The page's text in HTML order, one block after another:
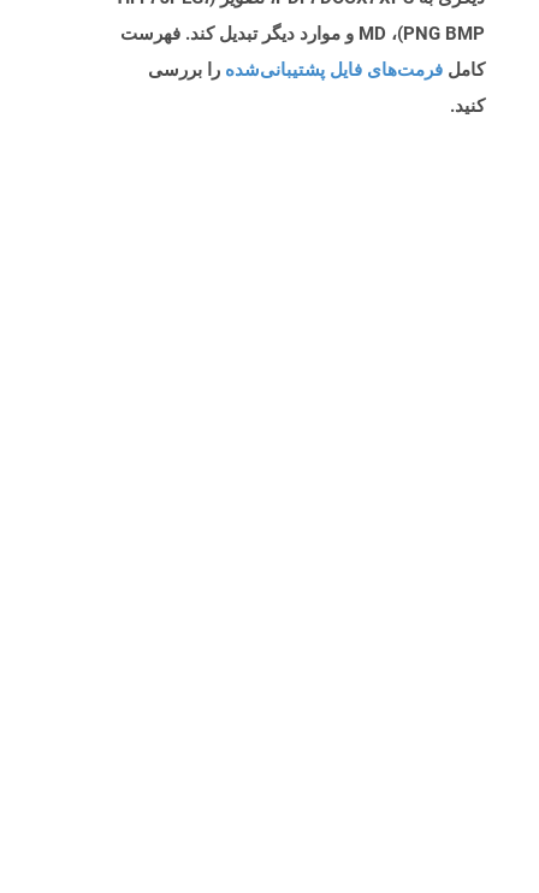
PNG BMP)، MD و موارد دیگر تبدیل کند. فهرست
کامل فرمت‌های فایل پشتیبانی‌شده را بررسی
کنید.